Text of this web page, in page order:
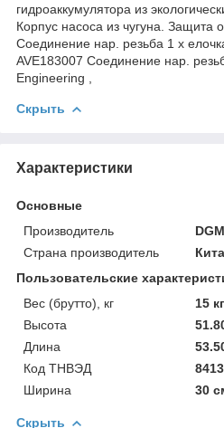
гидроаккумулятора из
Корпус насоса из чугуна. Защита
Соединение нар. резьба 1 х
AVE183007 Соединение нар.
Engineering ,
Скрыть
Характеристики
Основные
Производитель
DGM
Страна производитель
Пользовательские
Вес (брутто), кг
15 кг
Высота
Длина
Код ТНВЭД
Ширина
30
Скрыть